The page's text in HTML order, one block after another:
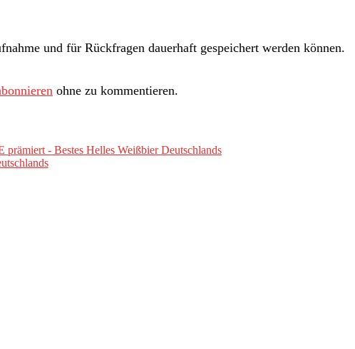
und für Rückfragen dauerhaft gespeichert werden können.
ohne zu kommentieren.